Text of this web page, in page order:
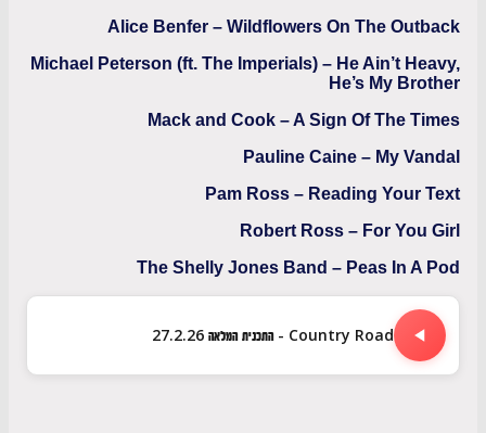
Alice Benfer – Wildflowers On The
Michael Peterson (ft. The Imperials) – He Ain’t
He’s My
Mack and Cook – A Sign Of The
Pauline Caine – My
Pam Ross – Reading
Robert Ross – For
The Shelly Jones Band – Peas In
Country Road - התכנית המלאה 27.2.26